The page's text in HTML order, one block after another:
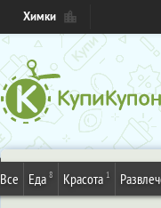
Химки
Все Еда 8 Красота 1